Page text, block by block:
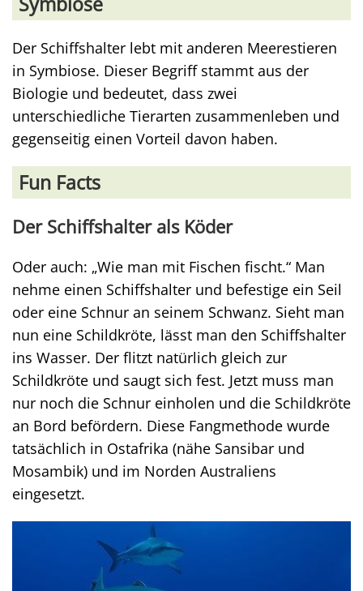
Der Schiffshalter lebt mit anderen Meerestieren
in Symbiose. Dieser Begriff stammt aus der
Biologie und bedeutet, dass zwei
unterschiedliche Tierarten zusammenleben und
gegenseitig einen Vorteil davon haben.
Fun Facts
Der Schiffshalter als Köder
Oder auch: „Wie man mit Fischen fischt.“ Man
nehme einen Schiffshalter und befestige ein Seil
oder eine Schnur an seinem Schwanz. Sieht man
nun eine Schildkröte, lässt man den Schiffshalter
ins Wasser. Der flitzt natürlich gleich zur
Schildkröte und saugt sich fest. Jetzt muss man
nur noch die Schnur einholen und die Schildkröte
an Bord befördern. Diese Fangmethode wurde
tatsächlich in Ostafrika (nähe Sansibar und
Mosambik) und im Norden Australiens
eingesetzt.